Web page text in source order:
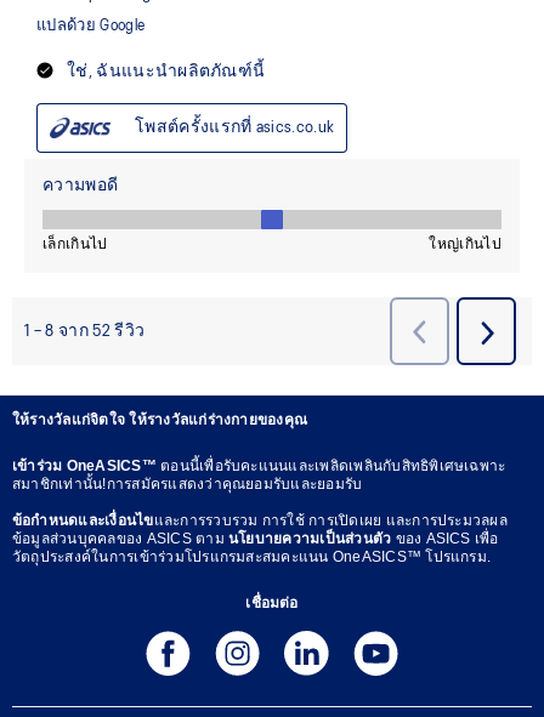
ให้รางวัลแก่จิตใจ ให้รางวัลแก่ร่างกายของคุณ
เข้าร่วม OneASICS™ตอนนี้เพื่อรับคะแนนและเพลิดเพลินกับสิทธิพิเศษเฉพาะ
สมาชิกเท่านั้น!การสมัครแสดงว่าคุณยอมรับและยอมรับ
ข้อกำหนดและเงื่อนไขและการรวบรวม การใช้ การเปิดเผย และการประมวลผล
ข้อมูลส่วนบุคคลของ ASICS ตาม นโยบายความเป็นส่วนตัว ของ ASICS เพื่อ
วัตถุประสงค์ในการเข้าร่วมโปรแกรมสะสมคะแนน OneASICS™ โปรแกรม.
เชื่อมต่อ